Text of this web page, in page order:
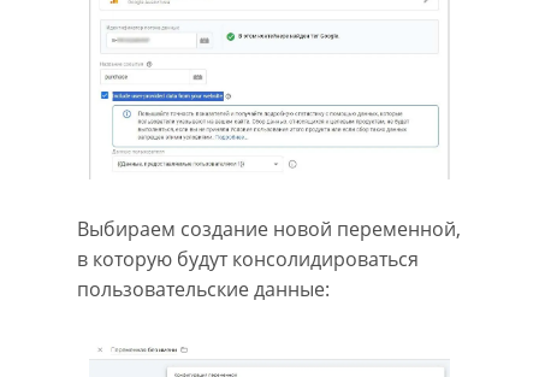
Выбираем создание новой переменной,
в которую будут консолидироваться
пользовательские данные: